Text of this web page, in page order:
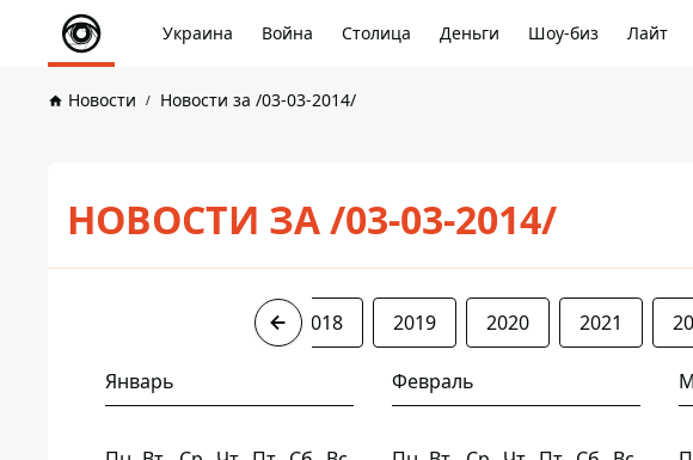
Украина Война Столица Деньги Шоу-биз Лайт
Новости Новости за /03-03-2014/
НОВОСТИ ЗА /03-03-2014/
2018 2019 2020 2021
Январь Февраль